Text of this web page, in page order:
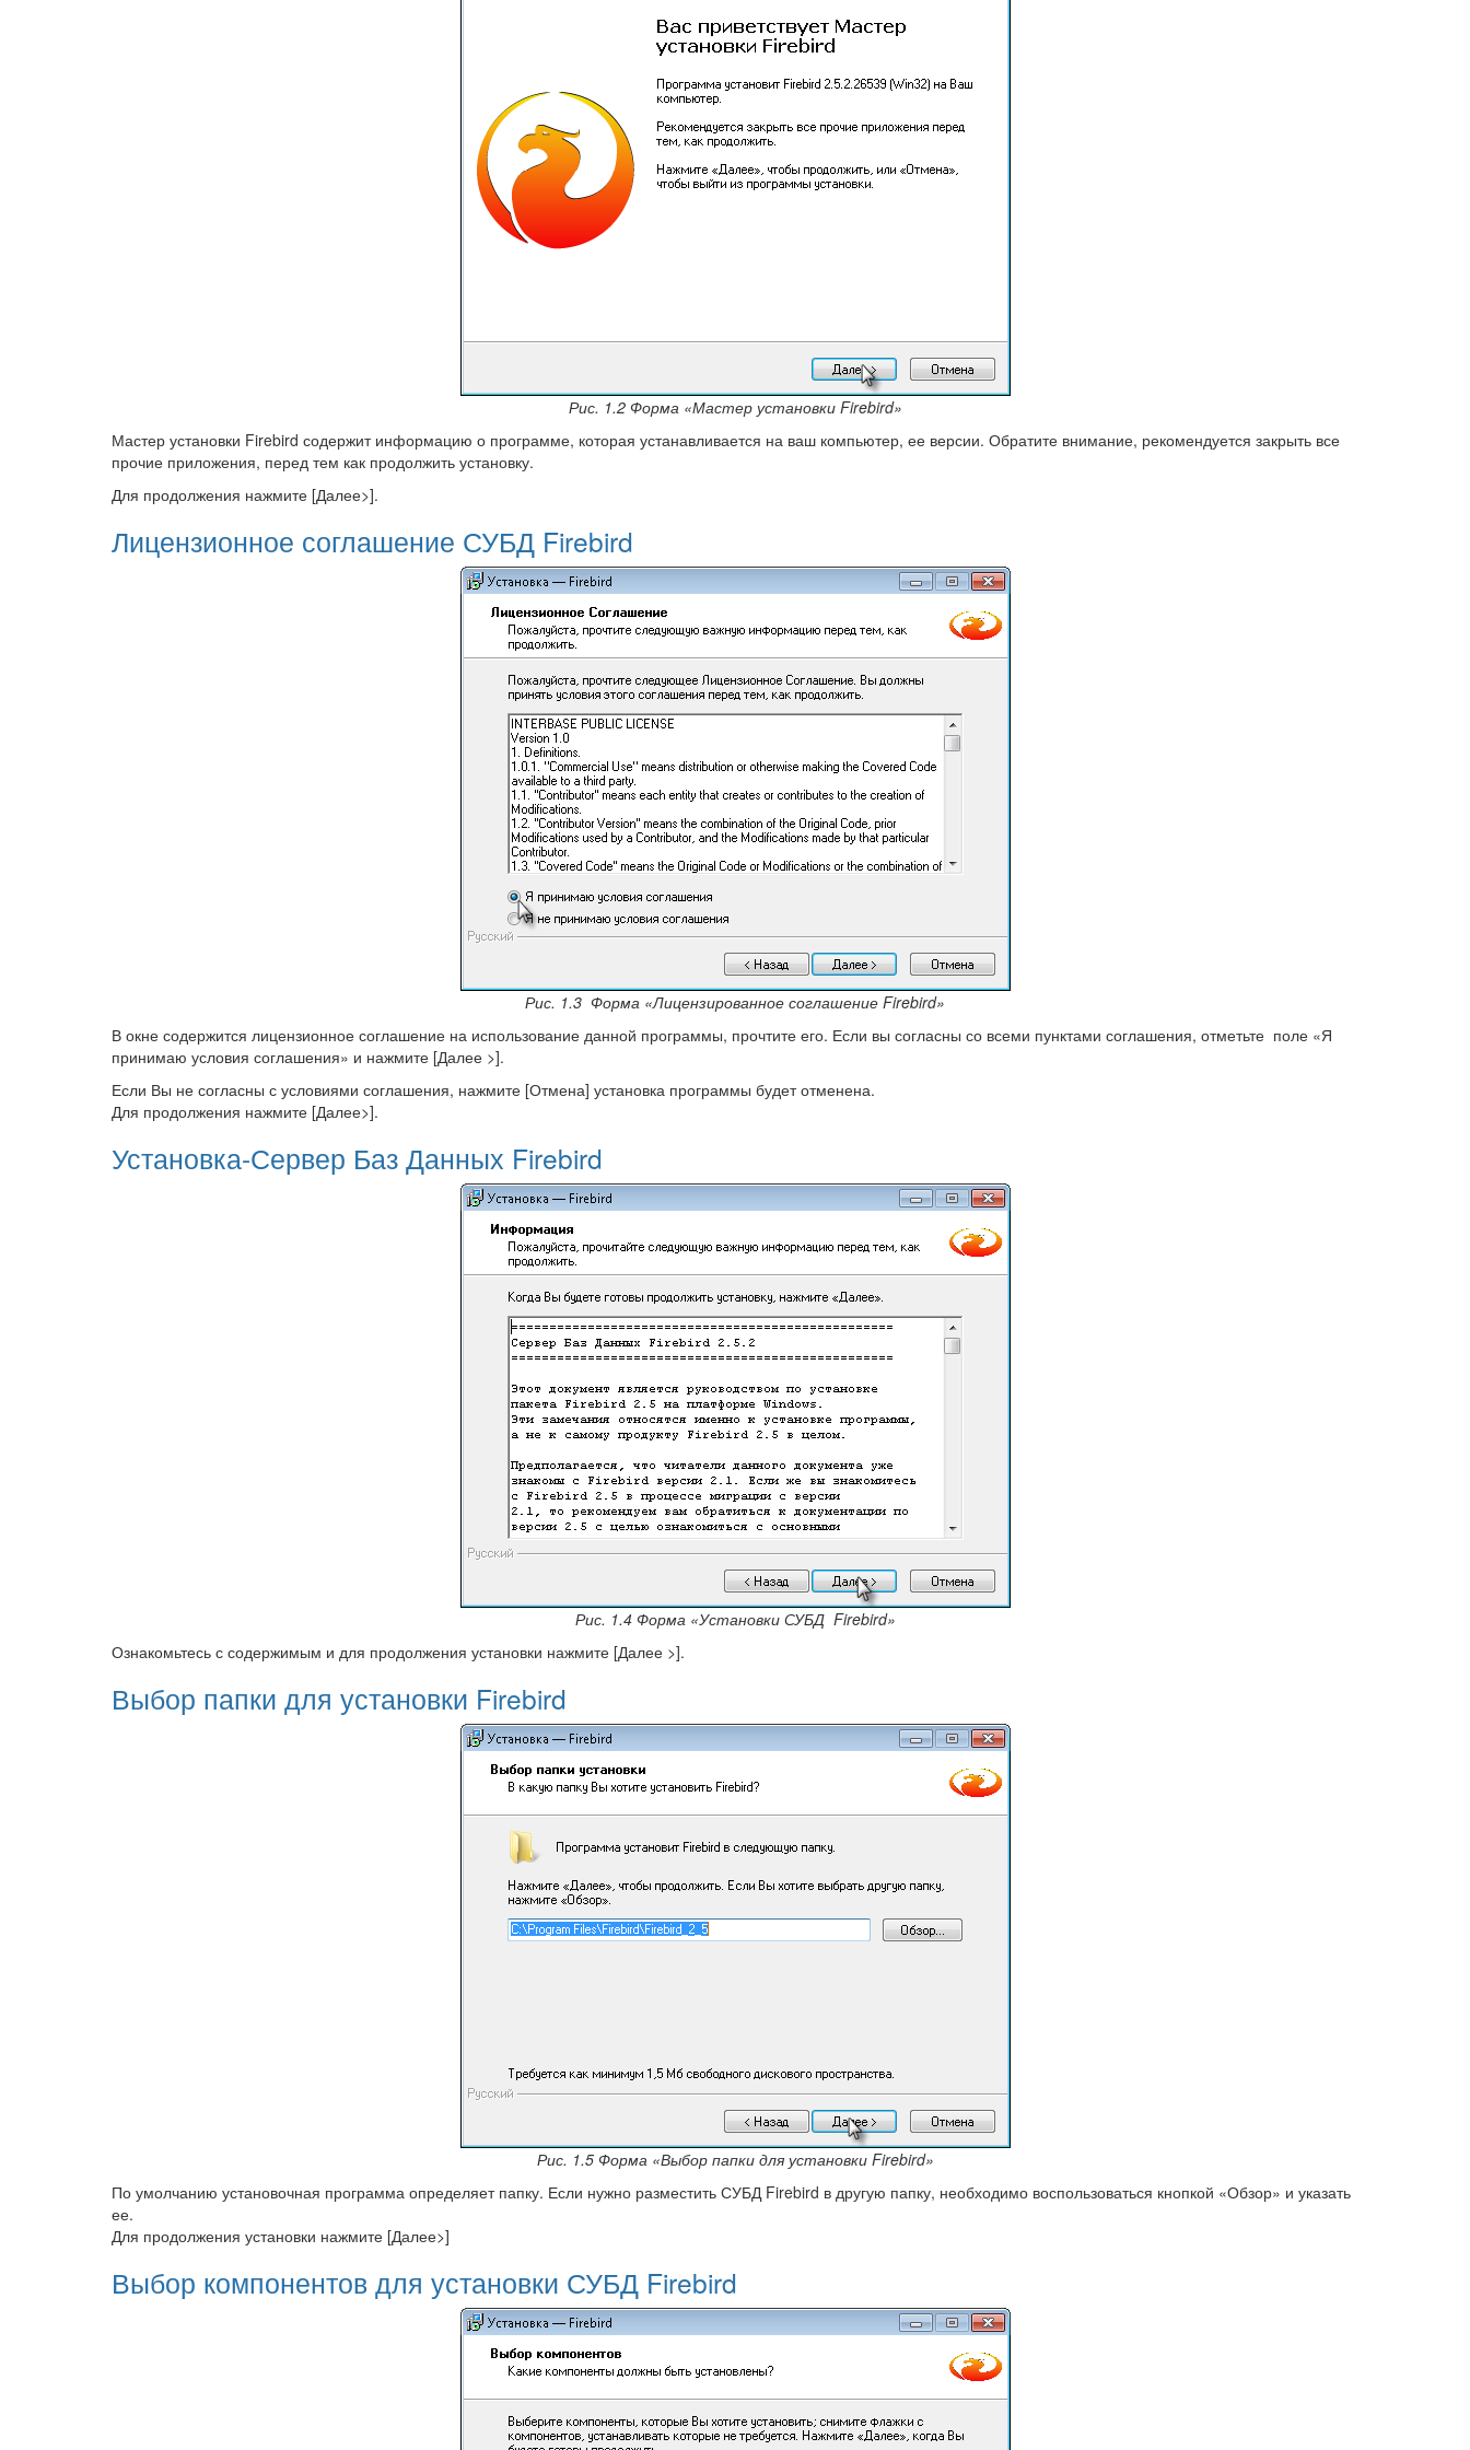
Рис. 1.2 Форма «Мастер установки Firebird»
Мастер установки Firebird содержит информацию о программе, которая устанавливается на ваш компьютер, ее версии. Обратите внимание, рекомендуется закрыть все
прочие приложения, перед тем как продолжить установку.
Для продолжения нажмите [Далее>].
Лицензионное соглашение СУБД Firebird
Рис. 1.3 Форма «Лицензированное соглашение Firebird»
В окне содержится лицензионное соглашение на использование данной программы, прочтите его. Если вы согласны со всеми пунктами соглашения, отметьте поле «Я
принимаю условия соглашения» и нажмите [Далее >].
Если Вы не согласны с условиями соглашения, нажмите [Отмена] установка программы будет отменена.
Для продолжения нажмите [Далее>].
Установка-Сервер Баз Данных Firebird
Рис. 1.4 Форма «Установки СУБД Firebird»
Ознакомьтесь с содержимым и для продолжения установки нажмите [Далее >].
Выбор папки для установки Firebird
Рис. 1.5 Форма «Выбор папки для установки Firebird»
По умолчанию установочная программа определяет папку. Если нужно разместить СУБД Firebird в другую папку, необходимо воспользоваться кнопкой «Обзор» и указать
ее.
Для продолжения установки нажмите [Далее>]
Выбор компонентов для установки СУБД Firebird